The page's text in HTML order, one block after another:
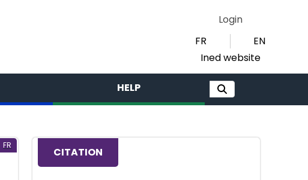
Login
FR
EN
Ined website
HELP
FR
CITATION